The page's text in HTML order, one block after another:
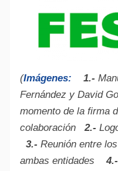
(Imágenes: 1.-
Fernández y David
momento de la firma
colaboración2.-
3.- Reunión entre
ambas entidades4.-